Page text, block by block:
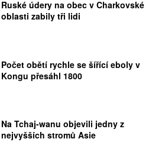
Ruské údery na obec v Charkovské
oblasti zabily tři lidi
Počet obětí rychle se šířící eboly v
Kongu přesáhl 1800
Na Tchaj-wanu objevili jedny z
nejvyšších stromů Asie